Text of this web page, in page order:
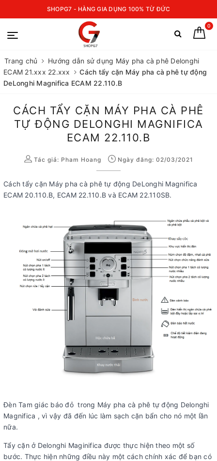
SHOPG7 - HÀNG GIA DỤNG 100% TỪ ĐỨC
0
Trang chủ
Hướng dẫn sử dụng Máy pha cà phê Delonghi
ECAM 21.xxx 22.xxx
Cách tẩy cặn Máy pha cà phê tự động
DeLonghi Magnifica ECAM 22.110.B
CÁCH TẨY CẶN MÁY PHA CÀ PHÊ
TỰ ĐỘNG DELONGHI MAGNIFICA
ECAM 22.110.B
Tác giả: Pham Hoang Ngày đăng: 02/03/2021
Cách tẩy cặn Máy pha cà phê tự động DeLonghi Magnifica
ECAM 20.110.B, ECAM 22.110.B và ECAM 22.110SB.
Đèn Tam giác báo đỏ trong Máy pha cà phê tự động Delonghi
Magnifica , vì vậy đã đến lúc làm sạch cặn bẩn cho nó một lần
nữa.
Tẩy cặn ở Delonghi Maginifica được thực hiện theo một số
bước. Thực hiện những điều này một cách chính xác để bạn có